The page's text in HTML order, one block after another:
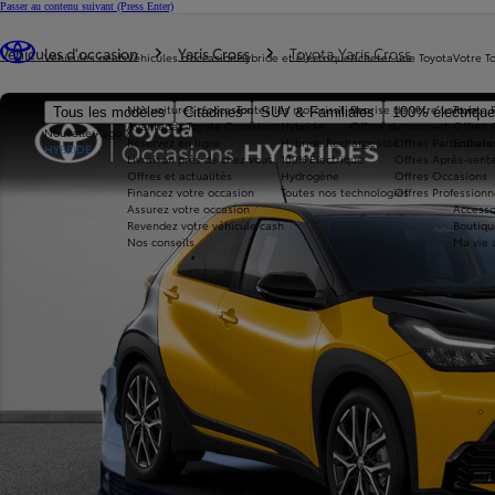
Passer au contenu suivant (Press Enter)
Véhicules neufs
Tous les modèles Citadines SUV & Familiales 100%
Nouvelle Aygo X
HYBRIDE
Véhicules d'occasion
Nos voitures d'occasion
Avantages Toyota Occasions
Réservez en ligne
Livraison près de chez vous
Offres et actualités
Financez votre occasion
Assurez votre occasion
Revendez votre véhicule cash
Nos conseils
Hybride et électrique
Toutes les motorisations
Hybride
Hybride Rechargeable
100% Électrique
Hydrogène
Toutes nos technologies
Acheter une Toyota
Reprise de votre voiture
Offres du moment
Offres Après-
Offres Occasions
Offres
Votre
Toyota
Offres
Ma vie
Véhicules d'occasion Yaris Cross Toyota Yaris Cross